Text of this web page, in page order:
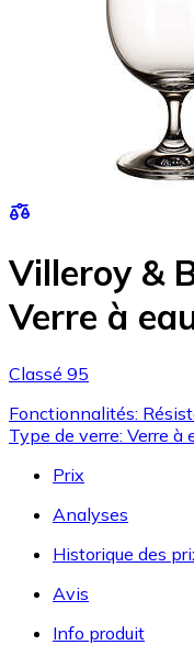
Villeroy &
Verre à
Classé 95
Fonctionnalités:
Type de verre: Verre à
Prix
Analyses
Historique des
Avis
Info produit